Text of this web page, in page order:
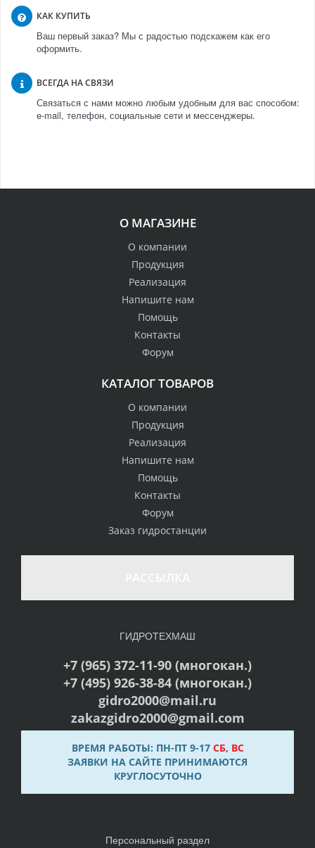
КАК КУПИТЬ
Ваш первый заказ? Мы с радостью подскажем как его
оформить.
ВСЕГДА НА СВЯЗИ
Связаться с нами можно любым удобным для вас способом:
e-mail, телефон, социальные сети и мессенджеры.
О МАГАЗИНЕ
О компании
Продукция
Реализация
Напишите нам
Помощь
Контакты
Форум
КАТАЛОГ ТОВАРОВ
О компании
Продукция
Реализация
Напишите нам
Помощь
Контакты
Форум
Заказ гидростанции
ГИДРОТЕХМАШ
+7 (965) 372-11-90 (многокан.)
+7 (495) 926-38-84 (многокан.)
gidro2000@mail.ru
zakazgidro2000@gmail.com
ВРЕМЯ РАБОТЫ: ПН-ПТ 9-17 СБ, ВС
ЗАЯВКИ НА САЙТЕ ПРИНИМАЮТСЯ
КРУГЛОСУТОЧНО
Персональный раздел